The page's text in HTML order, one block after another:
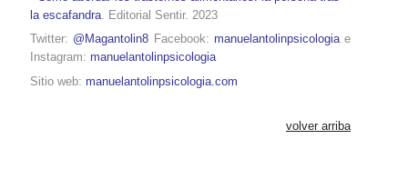
la escafandra . Editorial Sentir. 2023
Twitter: @Magantolin8 Facebook: manuelantolinpsicologia e
Instagram: manuelantolinpsicologia
Sitio web: manuelantolinpsicologia.com
volver arriba